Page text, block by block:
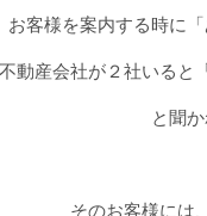
お客様を案内する時に
動産会社が２社いると
と聞
そのお客様には